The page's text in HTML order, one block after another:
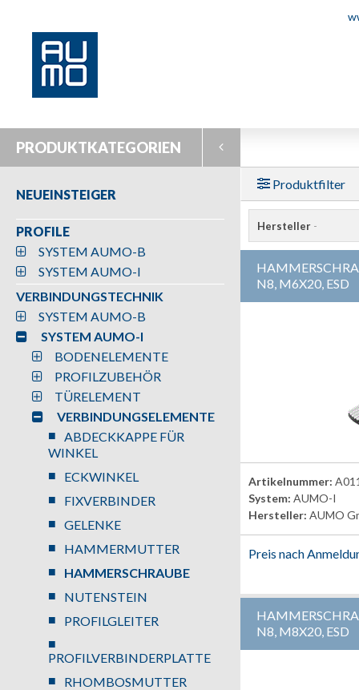
PRODUKTKATEGORIEN
NEUEINSTEIGER
PROFILE
SYSTEM AUMO-B
SYSTEM AUMO-I
VERBINDUNGSTECHNIK
SYSTEM AUMO-B
SYSTEM AUMO-I
BODENELEMENTE
PROFILZUBEHÖR
TÜRELEMENT
VERBINDUNGSELEMENTE
ABDECKKAPPE FÜR
WINKEL
ECKWINKEL
FIXVERBINDER
GELENKE
HAMMERMUTTER
HAMMERSCHRAUBE
NUTENSTEIN
PROFILGLEITER
PROFILVERBINDERPLATTE
RHOMBOSMUTTER
Produktfilter
Hersteller -
N8, M6X20, ESD
Artikelnummer:
System: AUMO-I
Hersteller: AUMO
Preis nach
N8, M8X20, ESD